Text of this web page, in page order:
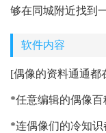
够在同城附近找到
软件内容
[偶像的资料通通都
*任意编辑的偶像
*连偶像们的冷知识